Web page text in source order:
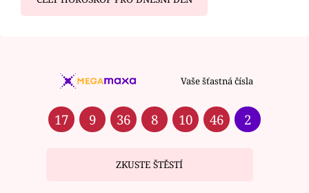
Vaše šťastná čísla
17 9 36 8 10 46 2
ZKUSTE ŠTĚSTÍ